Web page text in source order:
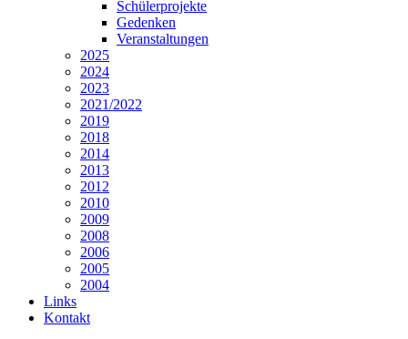
Schülerprojekte
Gedenken
Veranstaltungen
2025
2024
2023
2021/2022
2019
2018
2014
2013
2012
2010
2009
2008
2006
2005
2004
Links
Kontakt